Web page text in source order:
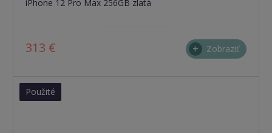
iPhone 12 Pro Max 256GB zlatá
313 € Zobraziť
Použité